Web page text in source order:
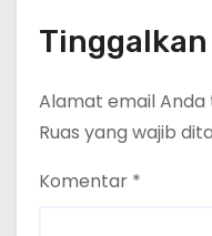
Tinggalkan
Alamat email Anda
Ruas yang wajib
Komentar *